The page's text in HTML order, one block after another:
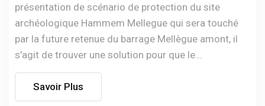
présentation de scénario de protection du site
archéologique Hammem Mellegue qui sera touché
par la future retenue du barrage Mellègue amont, il
s'agit de trouver une solution pour que le...
Savoir Plus